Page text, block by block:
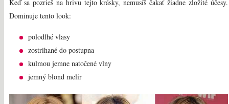
Keď sa pozrieš na hrivu tejto krásky, nemusíš čakať žiadne zložité účesy.
Dominuje tento look:
polodlhé vlasy
zostrihané do postupna
kulmou jemne natočené vlny
jemný blond melír